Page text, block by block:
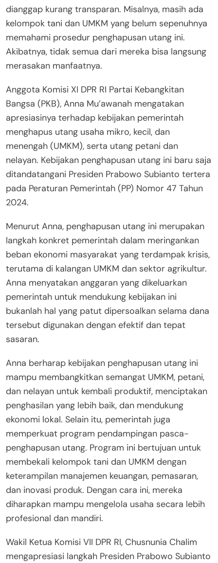
dianggap kurang transparan. Misalnya, masih ada
kelompok tani dan UMKM yang belum sepenuhnya
memahami prosedur penghapusan utang ini.
Akibatnya, tidak semua dari mereka bisa langsung
merasakan manfaatnya.
Anggota Komisi XI DPR RI Partai Kebangkitan
Bangsa (PKB), Anna Mu’awanah mengatakan
apresiasinya terhadap kebijakan pemerintah
menghapus utang usaha mikro, kecil, dan
menengah (UMKM), serta utang petani dan
nelayan. Kebijakan penghapusan utang ini baru saja
ditandatangani Presiden Prabowo Subianto tertera
pada Peraturan Pemerintah (PP) Nomor 47 Tahun
2024.
Menurut Anna, penghapusan utang ini merupakan
langkah konkret pemerintah dalam meringankan
beban ekonomi masyarakat yang terdampak krisis,
terutama di kalangan UMKM dan sektor agrikultur.
Anna menyatakan anggaran yang dikeluarkan
pemerintah untuk mendukung kebijakan ini
bukanlah hal yang patut dipersoalkan selama dana
tersebut digunakan dengan efektif dan tepat
sasaran.
Anna berharap kebijakan penghapusan utang ini
mampu membangkitkan semangat UMKM, petani,
dan nelayan untuk kembali produktif, menciptakan
penghasilan yang lebih baik, dan mendukung
ekonomi lokal. Selain itu, pemerintah juga
memperkuat program pendampingan pasca-
penghapusan utang. Program ini bertujuan untuk
membekali kelompok tani dan UMKM dengan
keterampilan manajemen keuangan, pemasaran,
dan inovasi produk. Dengan cara ini, mereka
diharapkan mampu mengelola usaha secara lebih
profesional dan mandiri.
Wakil Ketua Komisi VII DPR RI, Chusnunia Chalim
mengapresiasi langkah Presiden Prabowo Subianto